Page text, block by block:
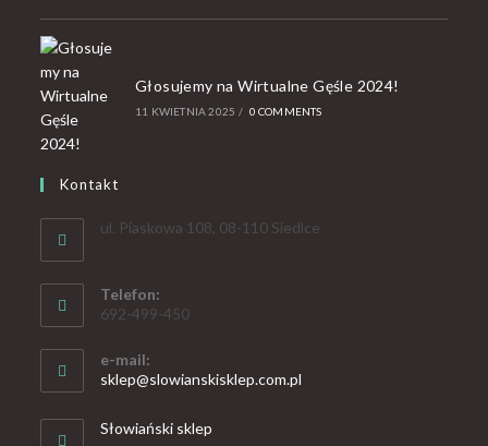
Głosujemy na Wirtualne Gęśle 2024!
11 KWIETNIA 2025 / 0 COMMENTS
Kontakt
ul. Piaskowa 108, 08-110 Siedlce
Telefon:
692-499-450
e-mail:
sklep@slowianskisklep.com.pl
Słowiański sklep